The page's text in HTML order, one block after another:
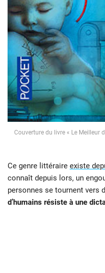
Couverture du livre « Le Meilleur
Ce genre littéraire existe
connaît depuis lors, un
personnes se tournent vers
d’humains résiste à une